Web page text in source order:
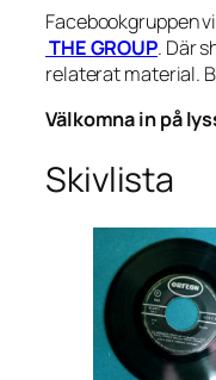
Facebookgruppen
THE GROUP. Där
relaterat material.
Välkomna in på
Skivlista